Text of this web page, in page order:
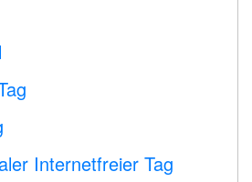
Internetfreier Tag